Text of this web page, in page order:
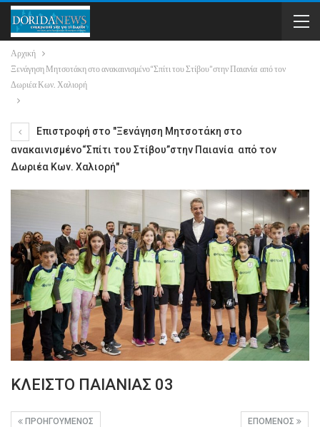
Αρχική
Ξενάγηση Μητσοτάκη στο ανακαινισμένο“Σπίτι του Στίβου”στην Παιανία από τον
Δωριέα Κων. Χαλιορή
Επιστροφή στο "Ξενάγηση Μητσοτάκη στο
ανακαινισμένο“Σπίτι του Στίβου”στην Παιανία από τον
Δωριέα Κων. Χαλιορή"
ΚΛΕΙΣΤΟ ΠΑΙΑΝΙΑΣ 03
ΕΠΌΜΕΝΟΣ
ΠΡΟΗΓΟΎΜΕΝΟΣ